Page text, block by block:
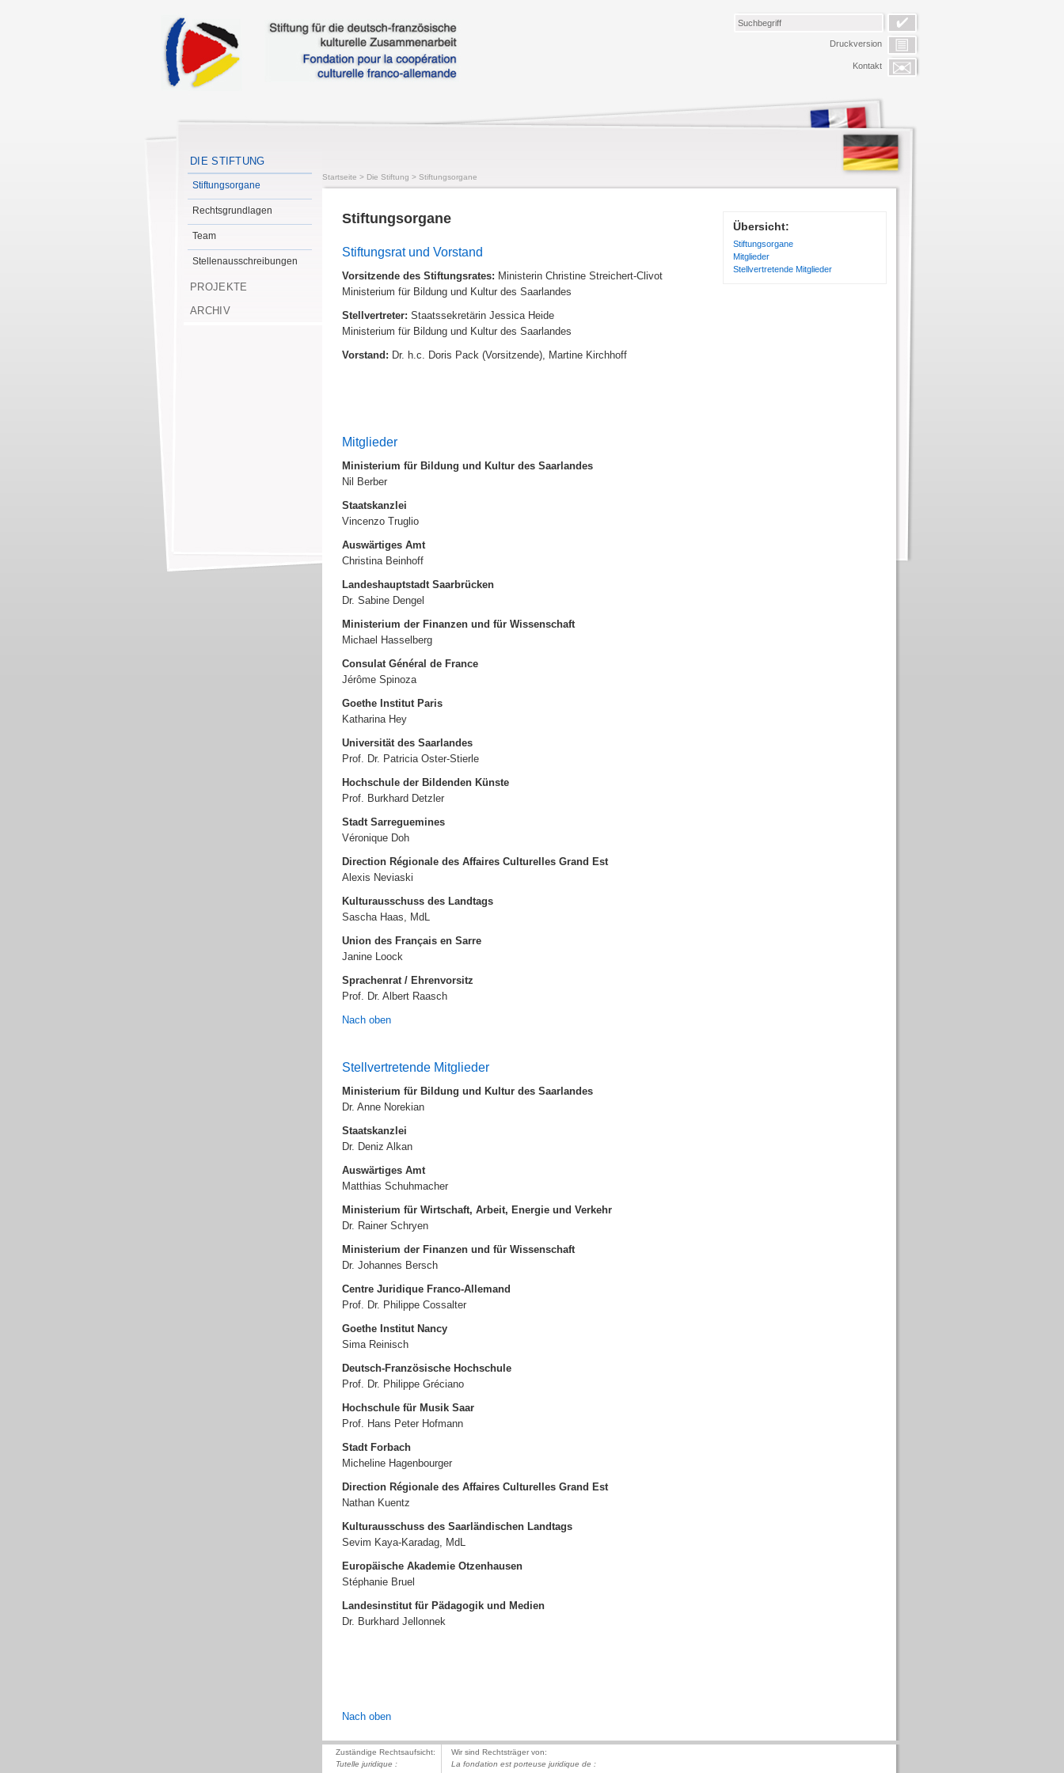
Druckversion
Kontakt
DIE STIFTUNG
Stiftungsorgane
Rechtsgrundlagen
Team
Stellenausschreibungen
PROJEKTE
ARCHIV
Startseite > Die Stiftung > Stiftungsorgane
Stiftungsorgane
Stiftungsrat und Vorstand
Vorsitzende des Stiftungsrates: Ministerin Christine Streichert-Clivot
Ministerium für Bildung und Kultur des Saarlandes
Stellvertreter: Staatssekretärin Jessica Heide
Ministerium für Bildung und Kultur des Saarlandes
Vorstand: Dr. h.c. Doris Pack (Vorsitzende), Martine Kirchhoff
Mitglieder
Ministerium für Bildung und Kultur des Saarlandes
Nil Berber
Staatskanzlei
Vincenzo Truglio
Auswärtiges Amt
Christina Beinhoff
Landeshauptstadt Saarbrücken
Dr. Sabine Dengel
Ministerium der Finanzen und für Wissenschaft
Michael Hasselberg
Consulat Général de France
Jérôme Spinoza
Goethe Institut Paris
Katharina Hey
Universität des Saarlandes
Prof. Dr. Patricia Oster-Stierle
Hochschule der Bildenden Künste
Prof. Burkhard Detzler
Stadt Sarreguemines
Véronique Doh
Direction Régionale des Affaires Culturelles Grand Est
Alexis Neviaski
Kulturausschuss des Landtags
Sascha Haas, MdL
Union des Français en Sarre
Janine Loock
Sprachenrat / Ehrenvorsitz
Prof. Dr. Albert Raasch
Nach oben
Stellvertretende Mitglieder
Ministerium für Bildung und Kultur des Saarlandes
Dr. Anne Norekian
Staatskanzlei
Dr. Deniz Alkan
Auswärtiges Amt
Matthias Schuhmacher
Ministerium für Wirtschaft, Arbeit, Energie und Verkehr
Dr. Rainer Schryen
Ministerium der Finanzen und für Wissenschaft
Dr. Johannes Bersch
Centre Juridique Franco-Allemand
Prof. Dr. Philippe Cossalter
Goethe Institut Nancy
Sima Reinisch
Deutsch-Französische Hochschule
Prof. Dr. Philippe Gréciano
Hochschule für Musik Saar
Prof. Hans Peter Hofmann
Stadt Forbach
Micheline Hagenbourger
Direction Régionale des Affaires Culturelles Grand Est
Nathan Kuentz
Kulturausschuss des Saarländischen Landtags
Sevim Kaya-Karadag, MdL
Europäische Akademie Otzenhausen
Stéphanie Bruel
Landesinstitut für Pädagogik und Medien
Dr. Burkhard Jellonnek
Nach oben
Übersicht:
Stiftungsorgane
Mitglieder
Stellvertretende Mitglieder
Zuständige Rechtsaufsicht:
Tutelle juridique :
Wir sind Rechtsträger von:
La fondation est porteuse juridique de :